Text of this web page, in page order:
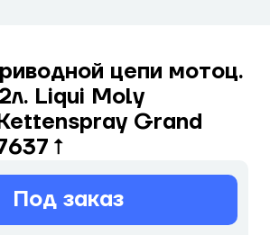
цепи мотоц.
Liqui Moly
Grand
Под заказ